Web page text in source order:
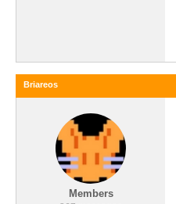
Briareos
Members